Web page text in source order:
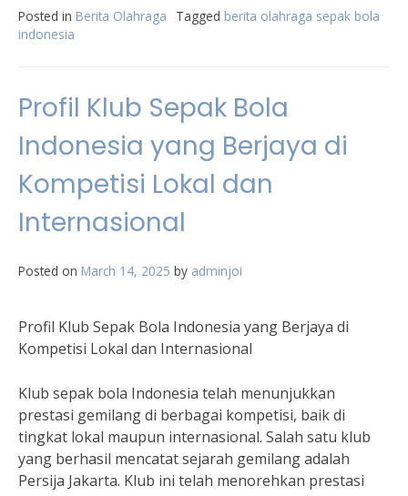
Posted in Berita Olahraga Tagged berita olahraga sepak bola
indonesia
Profil Klub Sepak Bola
Indonesia yang Berjaya di
Kompetisi Lokal dan
Internasional
Posted on March 14, 2025 by adminjoi
Profil Klub Sepak Bola Indonesia yang Berjaya di
Kompetisi Lokal dan Internasional
Klub sepak bola Indonesia telah menunjukkan
prestasi gemilang di berbagai kompetisi, baik di
tingkat lokal maupun internasional. Salah satu klub
yang berhasil mencatat sejarah gemilang adalah
Persija Jakarta. Klub ini telah menorehkan prestasi